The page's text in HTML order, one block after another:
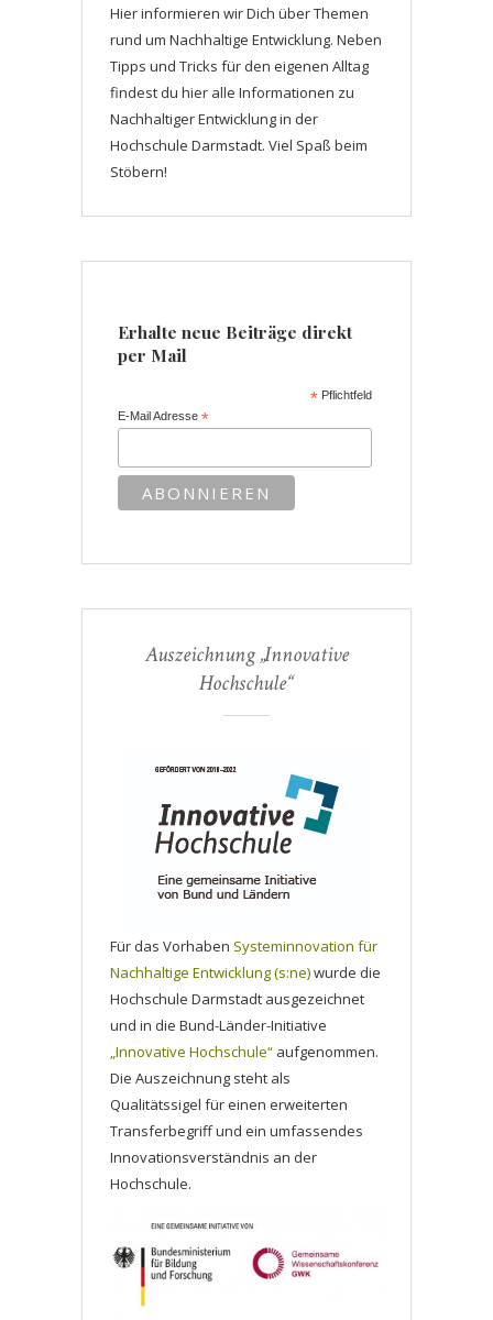
Hier informieren wir Dich über Themen
rund um Nachhaltige Entwicklung. Neben
Tipps und Tricks für den eigenen Alltag
findest du hier alle Informationen zu
Nachhaltiger Entwicklung in der
Hochschule Darmstadt. Viel Spaß beim
Stöbern!
Erhalte neue Beiträge direkt
per Mail
* Pflichtfeld
E-Mail Adresse*
Auszeichnung „Innovative
Hochschule“
Für das Vorhaben Systeminnovation für
Nachhaltige Entwicklung (s:ne)wurde die
Hochschule Darmstadt ausgezeichnet
und in die Bund-Länder-Initiative
„Innovative Hochschule“ aufgenommen.
Die Auszeichnung steht als
Qualitätssigel für einen erweiterten
Transferbegriff und ein umfassendes
Innovationsverständnis an der
Hochschule.